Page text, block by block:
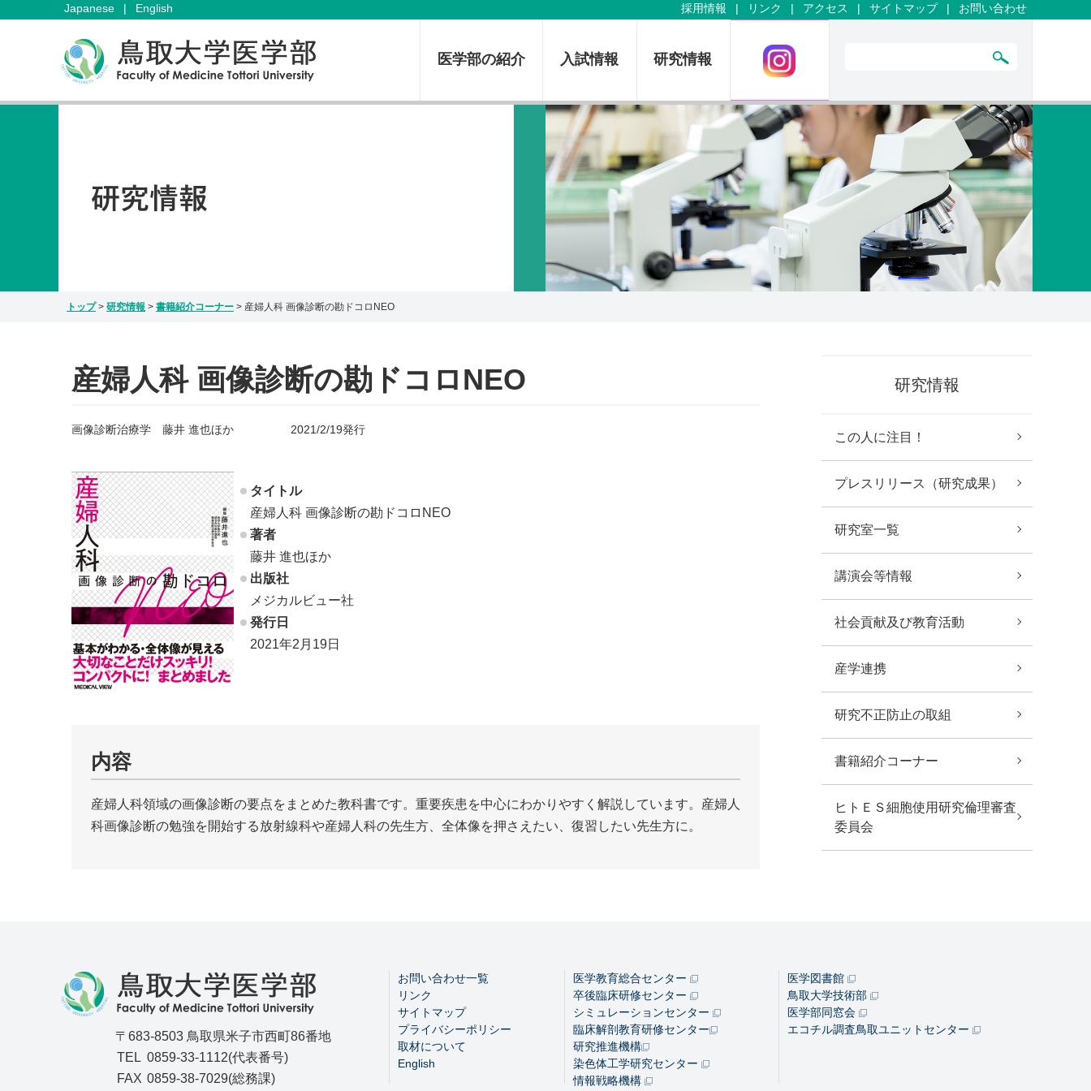
Japanese | English 採用情報 | リンク | アクセス | サイトマップ | お問い合わせ
医学部の紹介 入試情報 研究情報
トップ > 研究情報 > 書籍紹介コーナー > 産婦人科 画像診断の勘ドコロNEO
産婦人科 画像診断の勘ドコロNEO
画像診断治療学 藤井 進也ほか 2021/2/19発行
タイトル
産婦人科 画像診断の勘ドコロNEO
著者
藤井 進也ほか
出版社
メジカルビュー社
発行日
2021年2月19日
内容
産婦人科領域の画像診断の要点をまとめた教科書です。重要疾患を中心にわかりやすく解説しています。産婦人
科画像診断の勉強を開始する放射線科や産婦人科の先生方、全体像を押さえたい、復習したい先生方に。
研究情報
この人に注目！
プレスリリース（研究成果）
研究室一覧
講演会等情報
社会貢献及び教育活動
産学連携
研究不正防止の取組
書籍紹介コーナー
ヒトＥＳ細胞使用研究倫理審査
委員会
〒683-8503 鳥取県米子市西町86番地
TEL 0859-33-1112(代表番号)
FAX 0859-38-7029(総務課)
お問い合わせ一覧
リンク
サイトマップ
プライバシーポリシー
取材について
English
医学教育総合センター
卒後臨床研修センター
シミュレーションセンター
臨床解剖教育研修センター
研究推進機構
染色体工学研究センター
情報戦略機構
医学図書館
鳥取大学技術部
医学部同窓会
エコチル調査鳥取ユニットセンター